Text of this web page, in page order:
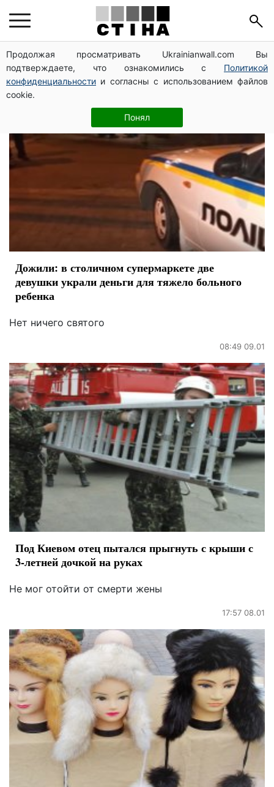
Продолжая просматривать Ukrainianwall.com Вы
подтверждаете, что ознакомились с Политикой
конфиденциальности и согласны с использованием файлов
cookie.
Понял
ребенок
Дожили: в столичном супермаркете две
девушки украли деньги для тяжело больного
ребенка
Нет ничего святого
08:49 09.01
Под Киевом отец пытался прыгнуть с крыши с
3-летней дочкой на руках
Не мог отойти от смерти жены
17:57 08.01